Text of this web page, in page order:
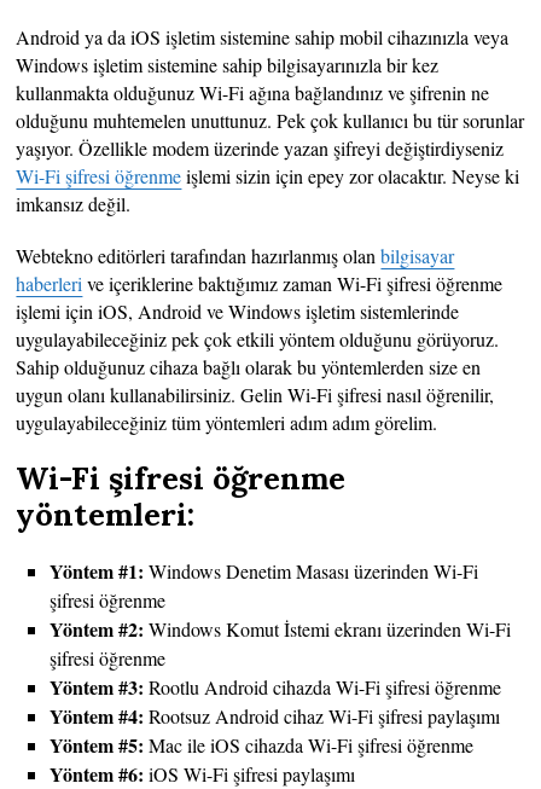
Android ya da iOS işletim sistemine sahip mobil cihazınızla veya
Windows işletim sistemine sahip bilgisayarınızla bir kez
kullanmakta olduğunuz Wi-Fi ağına bağlandınız ve şifrenin ne
olduğunu muhtemelen unuttunuz. Pek çok kullanıcı bu tür sorunlar
yaşıyor. Özellikle modem üzerinde yazan şifreyi değiştirdiyseniz
Wi-Fi şifresi öğrenmeişlemi sizin için epey zor olacaktır. Neyse ki
imkansız değil.
Webtekno editörleri tarafından hazırlanmış olanbilgisayar
haberleri ve içeriklerine baktığımız zaman Wi-Fi şifresi öğrenme
işlemi için iOS, Android ve Windows işletim sistemlerinde
uygulayabileceğiniz pek çok etkili yöntem olduğunu görüyoruz.
Sahip olduğunuz cihaza bağlı olarak bu yöntemlerden size en
uygun olanı kullanabilirsiniz. Gelin Wi-Fi şifresi nasıl öğrenilir,
uygulayabileceğiniz tüm yöntemleri adım adım görelim.
Wi-Fi şifresi öğrenme
yöntemleri:
Yöntem #1:Windows Denetim Masası üzerinden Wi-Fi
şifresi öğrenme
Yöntem #2:Windows Komut İstemi ekranı üzerinden Wi-Fi
şifresi öğrenme
Yöntem #3:Rootlu Android cihazda Wi-Fi şifresi öğrenme
Yöntem #4:Rootsuz Android cihaz Wi-Fi şifresi paylaşımı
Yöntem #5:Mac ile iOS cihazda Wi-Fi şifresi öğrenme
Yöntem #6:iOS Wi-Fi şifresi paylaşımı